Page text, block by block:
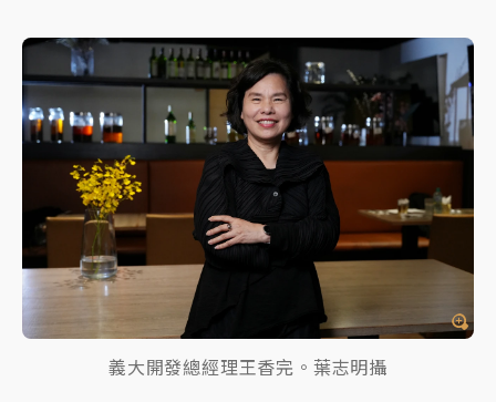
義大開發總經理王香完。葉志明攝